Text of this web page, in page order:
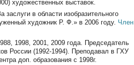
художественных выставок.
в области изобразительного
художник Р. Ф.» в 2006 году. Член
1998, 2001, 2009 года. Председатель
России (1992-1994). Преподавал в ГХУ
доп. образования с 1998г.